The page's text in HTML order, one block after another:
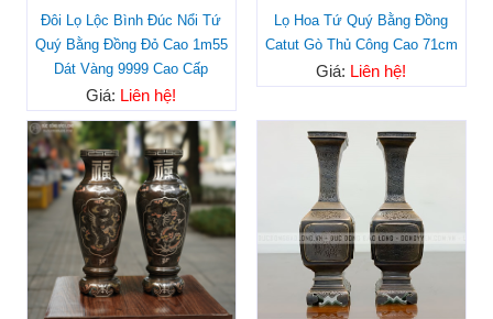
Đôi Lọ Lộc Bình Đúc Nổi Tứ
Quý Bằng Đồng Đỏ Cao 1m55
Dát Vàng 9999 Cao Cấp
Giá: Liên hệ!
Lọ Hoa Tứ Quý Bằng Đồng
Catut Gò Thủ Công Cao 71cm
Giá: Liên hệ!